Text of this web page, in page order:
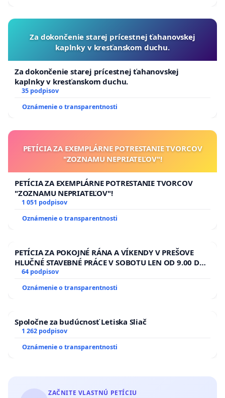
Za dokončenie starej prícestnej ťahanovskej
kaplnky v kresťanskom duchu.
Za dokončenie starej prícestnej ťahanovskej
kaplnky v kresťanskom duchu.
35 podpisov
Oznámenie o transparentnosti
PETÍCIA ZA EXEMPLÁRNE POTRESTANIE TVORCOV
"ZOZNAMU NEPRIATEĽOV"!
PETÍCIA ZA EXEMPLÁRNE POTRESTANIE TVORCOV
"ZOZNAMU NEPRIATEĽOV"!
1 051 podpisov
Oznámenie o transparentnosti
PETÍCIA ZA POKOJNÉ RÁNA A VÍKENDY V PREŠOVE
HLUČNÉ STAVEBNÉ PRÁCE V SOBOTU LEN OD 9.00 DO
13.00 HOD., CEZ PRACOVNÝ TÝŽDEŇ CIEĽ 8.00 – 18.00
HOD. A PRAVIDELNÁ KONTROLA STAVBY C-AREA NA
ĎUMBIERSKEJ/MAGU
64 podpisov
Oznámenie o transparentnosti
Spoločne za budúcnosť Letiska Sliač
1 262 podpisov
Oznámenie o transparentnosti
ZAČNITE VLASTNÚ PETÍCIU